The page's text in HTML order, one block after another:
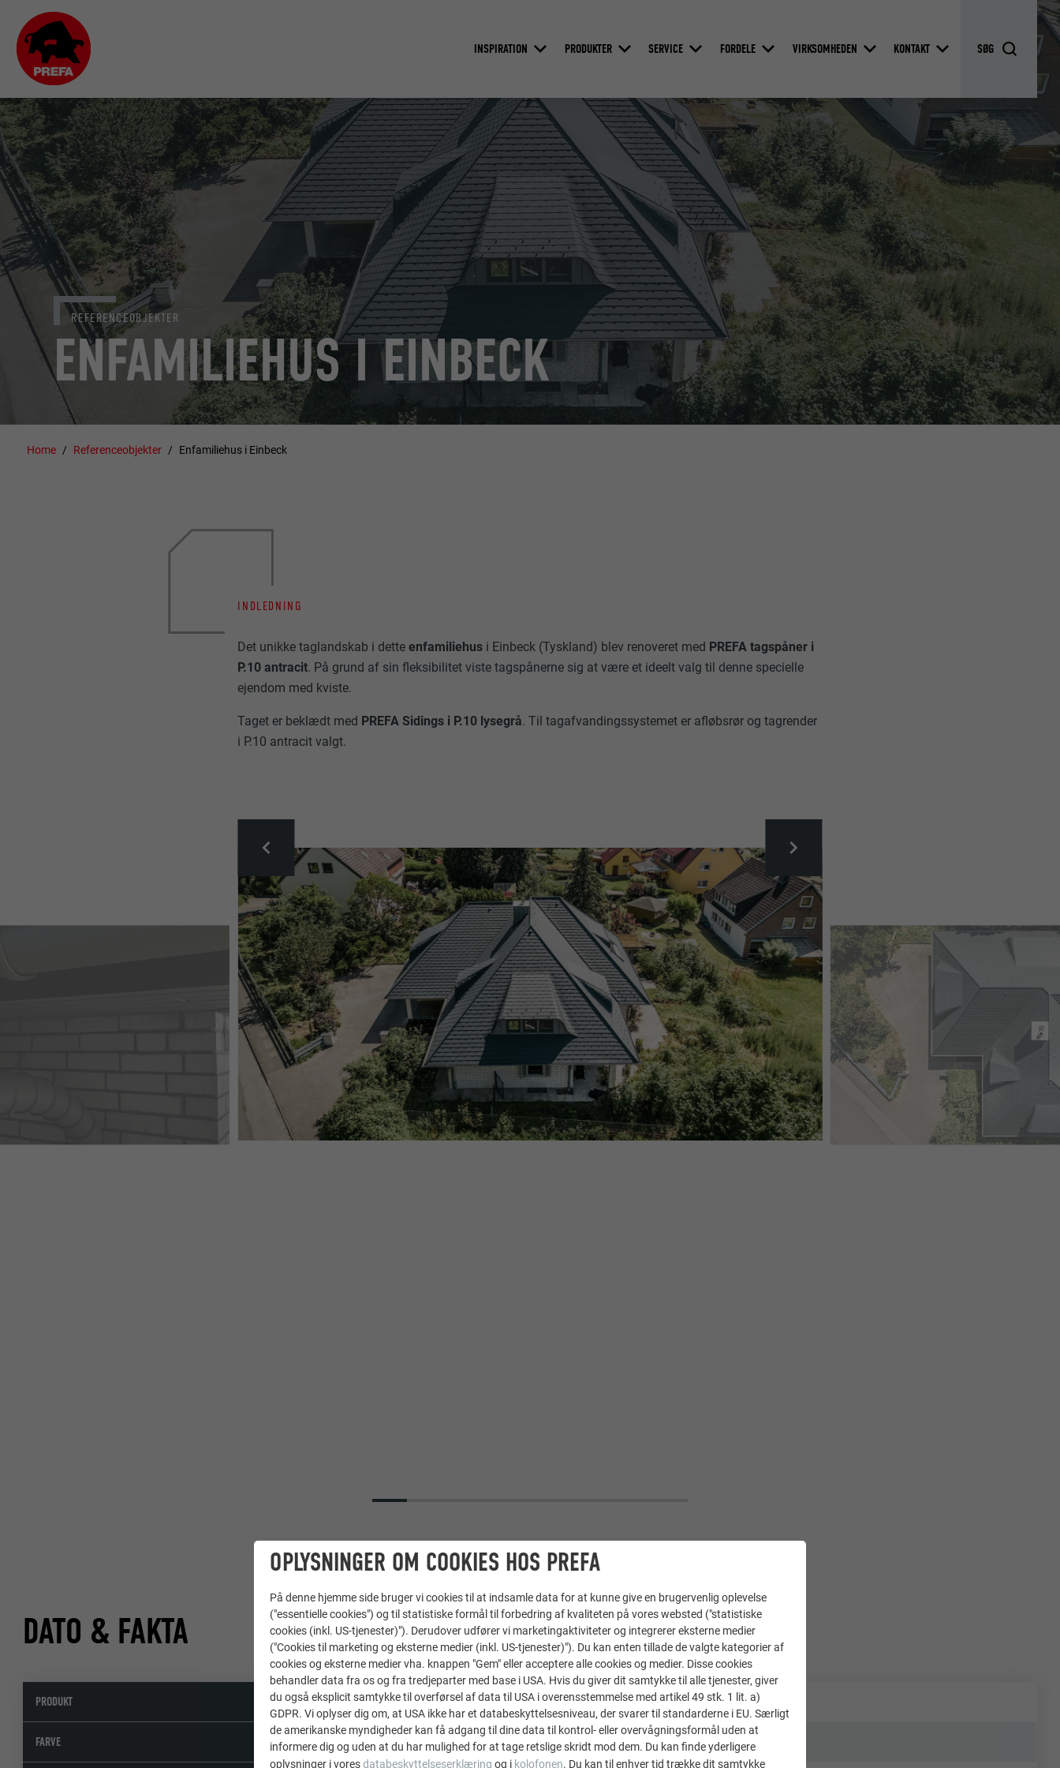
INSPIRATION PRODUKTER SERVICE FORDELE VIRKSOMHEDEN KONTAKT
ENFAMILIEHUS I EINBECK
REFERENCEOBJEKTER
Home Referenceobjekter Enfamiliehus i Einbeck
INDLEDNING
Det unikke taglandskab i detteenfamiliehus i Einbeck (Tyskland) blev renoveret med PREFA tagspåner i
P.10 antracit. På grund af sin fleksibilitet viste tagspånerne sig at være et ideelt valg til denne specielle
ejendom med kviste.
Taget er beklædt med PREFA Sidings i P.10 lysegrå. Til tagafvandingssystemet er afløbsrør og tagrender
i P.10 antracit valgt.
DATO & FAKTA
PRODUKT Tagspån,Hængende tagrende,Siding
FARVE 02 P.10 antracit
OPLYSNINGER OM COOKIES HOS PREFA
På denne hjemme side bruger vi cookies til at indsamle data for at kunne give en brugervenlig oplevelse
("essentielle cookies") og til statistiske formål til forbedring af kvaliteten på vores websted ("statistiske
cookies (inkl. US-tjenester)"). Derudover udfører vi marketingaktiviteter og integrerer eksterne medier
("Cookies til marketing og eksterne medier (inkl. US-tjenester)"). Du kan enten tillade de valgte kategorier af
cookies og eksterne medier vha. knappen "Gem" eller acceptere alle cookies og medier. Disse cookies
behandler data fra os og fra tredjeparter med base i USA. Hvis du giver dit samtykke til alle tjenester, giver
du også eksplicit samtykke til overførsel af data til USA i overensstemmelse med artikel 49 stk. 1 lit. a)
GDPR. Vi oplyser dig om, at USA ikke har et databeskyttelsesniveau, der svarer til standarderne i EU. Særligt
de amerikanske myndigheder kan få adgang til dine data til kontrol- eller overvågningsformål uden at
informere dig og uden at du har mulighed for at tage retslige skridt mod dem. Du kan finde yderligere
oplysninger i voresdatabeskyttelseserklæring og i kolofonen. Du kan til enhver tid trække dit samtykke